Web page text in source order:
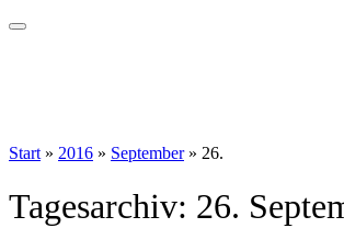
Start » 2016 » September » 26.
Tagesarchiv: 26.